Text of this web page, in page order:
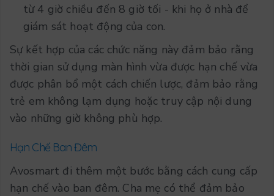
từ 4 giờ chiều đến 8 giờ tối - khi họ ở nhà để
giám sát hoạt động của con.
Sự kết hợp của các chức năng này đảm bảo rằng
thời gian sử dụng màn hình vừa được hạn chế vừa
được phân bổ một cách chiến lược, đảm bảo rằng
trẻ em không lạm dụng hoặc truy cập nội dung
vào những giờ không phù hợp.
Hạn Chế Ban Đêm
Avosmart đi thêm một bước bằng cách cung cấp
hạn chế vào ban đêm. Cha mẹ có thể đảm bảo